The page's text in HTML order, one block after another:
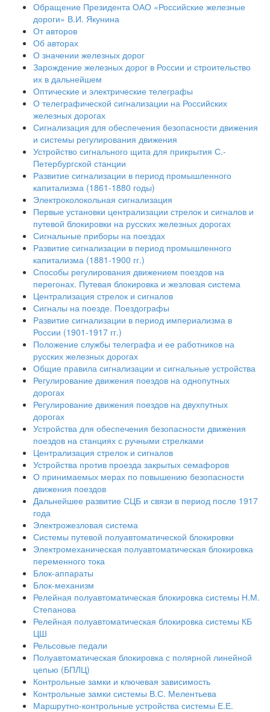
Обращение Президента ОАО «Российские железные
дороги» В.И. Якунина
От авторов
Об авторах
О значении железных дорог
Зарождение железных дорог в России и строительство
их в дальнейшем
Оптические и электрические телеграфы
О телеграфической сигнализации на Российских
железных дорогах
Сигнализация для обеспечения безопасности движения
и системы регулирования движения
Устройство сигнального щита для прикрытия С.-
Петербургской станции
Развитие сигнализации в период промышленного
капитализма (1861-1880 годы)
Электроколокольная сигнализация
Первые установки централизации стрелок и сигналов и
путевой блокировки на русских железных дорогах
Сигнальные приборы на поездах
Развитие сигнализации в период промышленного
капитализма (1881-1900 гг.)
Способы регулирования движением поездов на
перегонах. Путевая блокировка и жезловая система
Централизация стрелок и сигналов
Сигналы на поезде. Поездографы
Развитие сигнализации в период империализма в
России (1901-1917 гг.)
Положение службы телеграфа и ее работников на
русских железных дорогах
Общие правила сигнализации и сигнальные устройства
Регулирование движения поездов на однопутных
дорогах
Регулирование движения поездов на двухпутных
дорогах
Устройства для обеспечения безопасности движения
поездов на станциях с ручными стрелками
Централизация стрелок и сигналов
Устройства против проезда закрытых семафоров
О принимаемых мерах по повышению безопасности
движения поездов
Дальнейшее развитие СЦБ и связи в период после 1917
года
Электрожезловая система
Системы путевой полуавтоматической блокировки
Электромеханическая полуавтоматическая блокировка
переменного тока
Блок-аппараты
Блок-механизм
Релейная полуавтоматическая блокировка системы Н.М.
Степанова
Релейная полуавтоматическая блокировка системы КБ
ЦШ
Рельсовые педали
Полуавтоматическая блокировка с полярной линейной
цепью (БПЛЦ)
Контрольные замки и ключевая зависимость
Контрольные замки системы В.С. Мелентьева
Маршрутно-контрольные устройства системы Е.Е.